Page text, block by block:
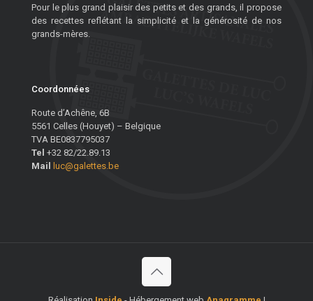
Pour le plus grand plaisir des petits et des grands, il propose
des recettes reflétant la simplicité et la générosité de nos
grands-mères.
Coordonnées
Route d’Achêne, 6B
5561 Celles (Houyet) – Belgique
TVA BE0837795037
Tel +32 82/22.89.13
Mail
luc@galettes.be